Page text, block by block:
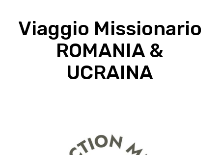
Viaggio Missionario
ROMANIA &
UCRAINA